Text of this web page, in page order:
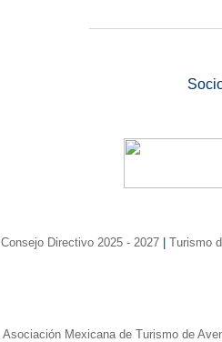
Consejo Directivo 2025 - 2027| Turismo
Asociación Mexicana de Turismo de